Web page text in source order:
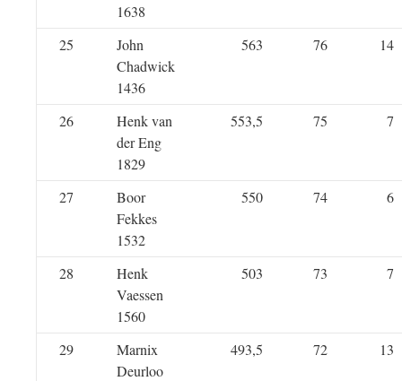
1638
25
John
Chadwick
1436
563 76 14
26
Henk van
der Eng
1829
553,5 75 7
27
Boor
Fekkes
1532
550 74 6
28
Henk
Vaessen
1560
503 73 7
29
Marnix
Deurloo
493,5 72 13